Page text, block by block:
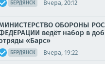
БЕРДЯНСК Вчера, 20:12
ОБОРОНЫ
ведёт набор в
«Барс»
БЕРДЯНСК Вчера, 19:22